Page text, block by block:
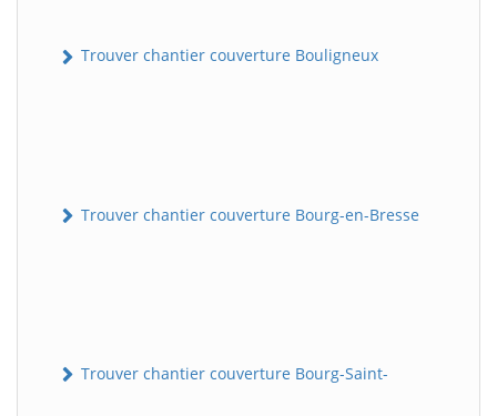
Trouver chantier couverture Bouligneux
Trouver chantier couverture Bourg-en-Bresse
Trouver chantier couverture Bourg-Saint-